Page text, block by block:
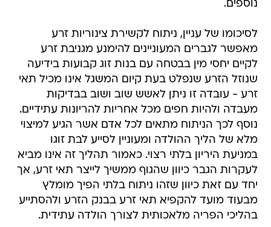
נוספים.
לסיכומו של עניין, ניתוח לקשירת צינוריות זרע
מאפשר לגברים המעוניינים להימנע מגניבת זרע
לקיים יחסי מין בבטחה עם בנות זוג קבועות בידיעה
שנוזל הזרע שנפלט בעת קיום המשגל אינו מכיל תאי
זרע - עובדה זו ניתן לאשש שוב ושוב בבדיקות
מעבדה ולהיות חפים מכל אחריות להריונות עתידיים.
נוסף לכך הניתוח מתאים לכל אדם אשר הגיע למיצוי
מלא של הליך ההולדה ומעוניין לסייע לבת זוגו
במניעת היריון בלתי רצוי. כאמור תהליך זה אינו מביא
לעקרות הגבר כיוון שהגוף ממשיך לייצר תאי זרע, אך
יחד עם זאת כיוון שזהו ניתוח בלתי הפיך מומלץ
מבעוד מועד להקפיא תאי זרע בבנק הזרע ולהסתייע
בהליכי הפריה מלאכותית לצורך הולדה עתידית.